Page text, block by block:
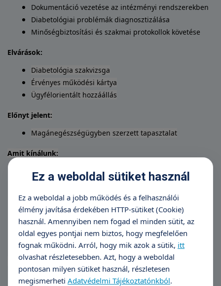
Dokumentáció vezetése az intézményi rendszerekben
Diabetológiai problémák diagnosztizálása
Minőségbiztosítási és szakmai protokollok követése
Elvárások:
Diabetológia szakvizsga
Érvényes működési kártya
Ügyfélorientált hozzáállás
Előnyt jelent:
Magánegészségügyben szerzett tapasztalat
Amit kínálunk:
Versenyképes juttatások
Kiváló munkakörülmények
Szakmailag felkészült, támogató csapat
Felelősségteljes, kihívásokkal teli munka
Folyamatos szakmai fejlődési lehetőség
Kapcsolattartó:
Munkavégzés helye:TritonLife Magánkórház Budaörs
Munkakezdés ideje:Akár azonnal
Ez a weboldal sütiket használ
Ez a weboldal a jobb működés és a felhasználói
élmény javítása érdekében HTTP-sütiket (Cookie)
használ. Amennyiben nem fogad el minden sütit, az
oldal egyes pontjai nem biztos, hogy megfelelően
fognak működni. Arról, hogy mik azok a sütik, itt
olvashat részletesebben. Azt, hogy a weboldal
pontosan milyen sütiket használ, részletesen
megismerheti Adatvédelmi Tájékoztatónkból.